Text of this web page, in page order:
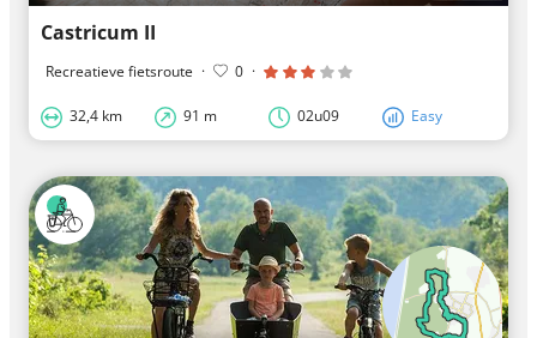
Castricum II
Recreatieve fietsroute · 0 ·
32,4 km 91 m 02u09 Easy